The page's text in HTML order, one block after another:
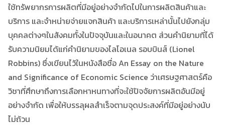
ใช้ทรัพยากรการผลิตที่มีอยู่อย่างจำกัดไปในการผลิตสินค้าและ
บริการ และจำหน่ายจ่ายแจกสินค้า และบริการเหล่านั้นไปยังกลุ่ม
บุคคลต่างๆในสังคมทั้งในปัจจุบันและในอนาคต ส่วนคำนิยามที่ได้
รับความนิยมได้แก่คำนิยามของไลโอเนล รอบบินส์ (Lionel
Robbins) ซึ่งเขียนไว้ในหนังสือชื่อ An Essay o­n the Nature
and Significance of Economic Science ว่าเศรษฐศาสตร์คือ
วิชาที่ศึกษาถึงการเลือกหาหนทางที่จะใช้ปัจจัยการผลิตอันมีอยู่
อย่างจำกัด เพื่อให้บรรลุผลสำเร็จตามจุดประสงค์ที่มีอยู่อย่างนับ
ไม่ถ้วน